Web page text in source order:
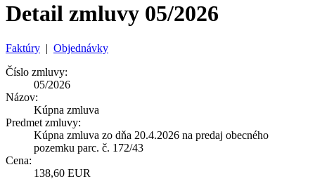
Detail zmluvy 05/2026
Faktúry | Objednávky
Číslo zmluvy:
05/2026
Názov:
Kúpna zmluva
Predmet zmluvy:
Kúpna zmluva zo dňa 20.4.2026 na predaj obecného
pozemku parc. č. 172/43
Cena:
138,60 EUR